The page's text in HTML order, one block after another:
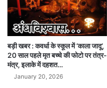
बड़ी खबर : कवर्धा के स्कूल में ‘काला जादू’,
20 साल पहले मृत बच्चे की फोटो पर तंत्र-
मंत्र, इलाके में दहशत…
January 20, 2026